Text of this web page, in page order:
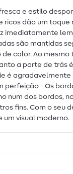
e estilo
ricos dão um
imediatamente
são mantidas
calor. Ao
a parte de trás
é
perfeição - Os
num dos bordos,
fins. Com o seu
visual moderno.